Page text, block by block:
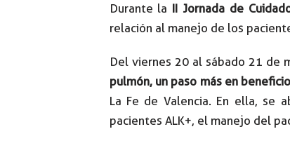
Durante la II Jornada de
relación al manejo de los
Del viernes 20 al sábado 21 de
pulmón, un paso más en
La Fe de Valencia. En ella, se
pacientes ALK+, el manejo del